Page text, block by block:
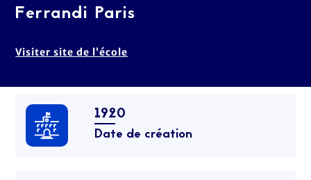
Ferrandi Paris
Visiter site de l’école
1920
Date de création